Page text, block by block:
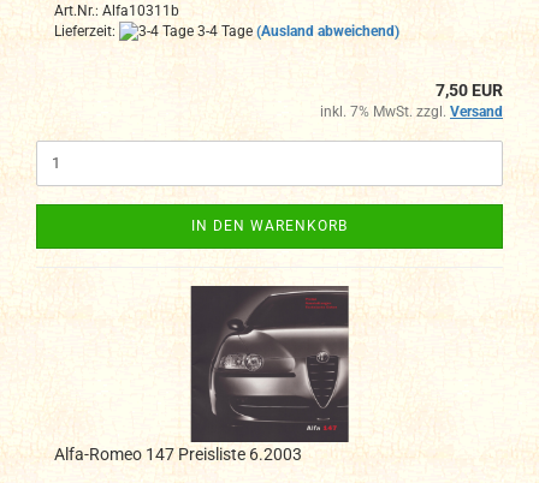
Art.Nr.: Alfa10311b
Lieferzeit:
3-4 Tage (Ausland abweichend)
7,50 EUR
inkl. 7% MwSt. zzgl. Versand
IN DEN WARENKORB
Alfa-Romeo 147 Preisliste 6.2003